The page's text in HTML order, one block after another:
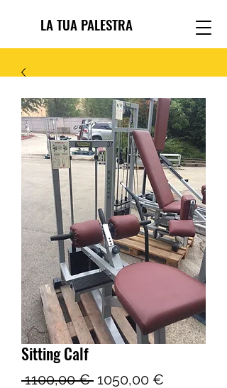
LA TUA PALESTRA
Sitting Calf
1100,00 € Prezzo
1050,00 €